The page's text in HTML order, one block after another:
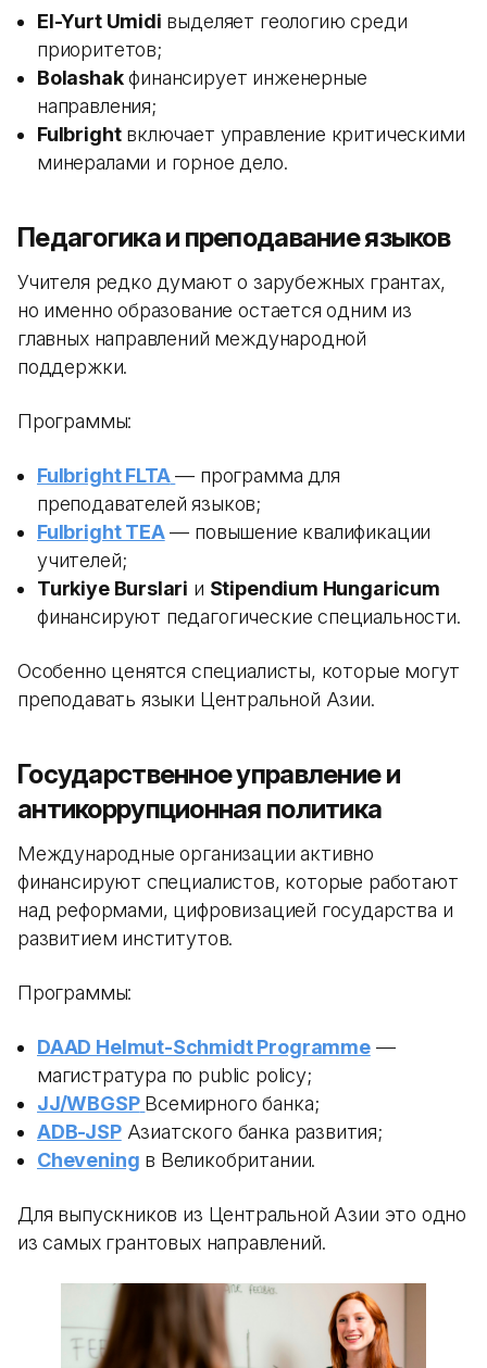
El-Yurt Umidi выделяет геологию среди
приоритетов;
Bolashakфинансирует инженерные
направления;
Fulbrightвключает управление критическими
минералами и горное дело.
Педагогика и преподавание языков
Учителя редко думают о зарубежных грантах,
но именно образование остается одним из
главных направлений международной
поддержки.
Программы:
Fulbright FLTA — программа для
преподавателей языков;
Fulbright TEA— повышение квалификации
учителей;
Turkiye Burslari и Stipendium Hungaricum
финансируют педагогические специальности.
Особенно ценятся специалисты, которые могут
преподавать языки Центральной Азии.
Государственное управление и
антикоррупционная политика
Международные организации активно
финансируют специалистов, которые работают
над реформами, цифровизацией государства и
развитием институтов.
Программы:
DAAD Helmut-Schmidt Programme—
магистратура по public policy;
JJ/WBGSP Всемирного банка;
ADB-JSPАзиатского банка развития;
Chevening в Великобритании.
Для выпускников из Центральной Азии это одно
из самых грантовых направлений.